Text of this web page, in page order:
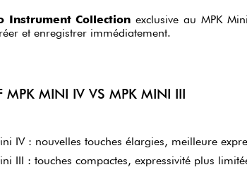
Instrument Collection exclusive au MPK
et enregistrer immédiatement.
MPK MINI IV VS MPK MINI III
IV : nouvelles touches élargies, meilleure
III : touches compactes, expressivité plus